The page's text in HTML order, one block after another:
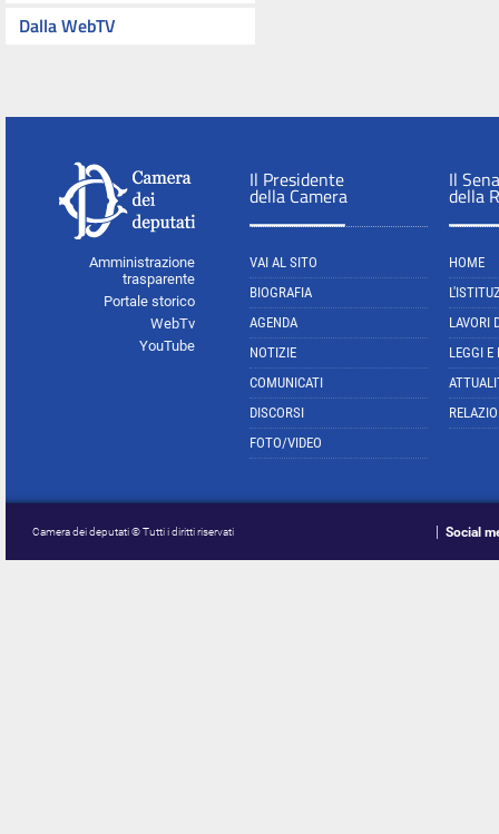
Dalla WebTV
Amministrazione
trasparente
Portale storico
WebTv
YouTube
Il Presidente
della Camera
VAI AL SITO
BIOGRAFIA
AGENDA
NOTIZIE
COMUNICATI
DISCORSI
FOTO/VIDEO
Il
della
HOME
LAVORI
LEGGI E
Camera dei deputati © Tutti i diritti riservati Social